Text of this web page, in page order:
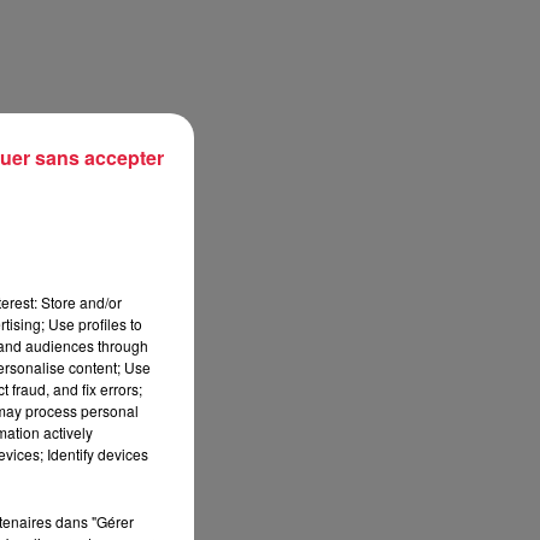
Store and/or
Use profiles to
audiences through
content; Use
fraud, and fix errors;
process personal
actively
Identify devices
dans "Gérer
sans accepter